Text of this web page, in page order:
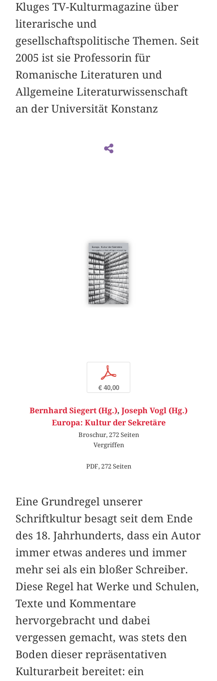
Kluges TV-Kulturmagazine über
literarische und
gesellschaftspolitische Themen. Seit
2005 ist sie Professorin für
Romanische Literaturen und
Allgemeine Literaturwissenschaft
an der Universität Konstanz
p
€ 40,00
Bernhard Siegert (Hg.), Joseph Vogl (Hg.)
Europa: Kultur der Sekretäre
Broschur, 272 Seiten
Vergriffen
PDF, 272 Seiten
Eine Grundregel unserer
Schriftkultur besagt seit dem Ende
des 18. Jahrhunderts, dass ein Autor
immer etwas anderes und immer
mehr sei als ein bloßer Schreiber.
Diese Regel hat Werke und Schulen,
Texte und Kommentare
hervorgebracht und dabei
vergessen gemacht, was stets den
Boden dieser repräsentativen
Kulturarbeit bereitet: ein